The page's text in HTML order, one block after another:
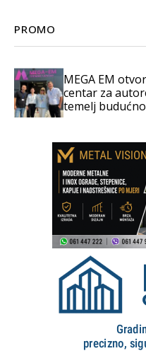
PROMO
MEGA EM
centar za
temelj